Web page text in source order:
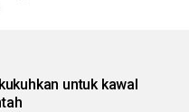
untuk kawal